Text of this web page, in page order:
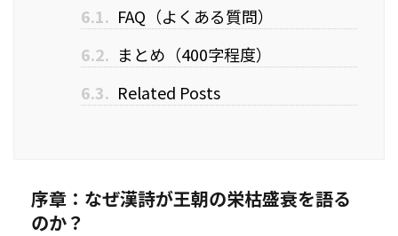
6.1. FAQ（よくある質問）
6.2. まとめ（400字程度）
6.3. Related Posts
序章：なぜ漢詩が王朝の栄枯盛衰を語る
のか？